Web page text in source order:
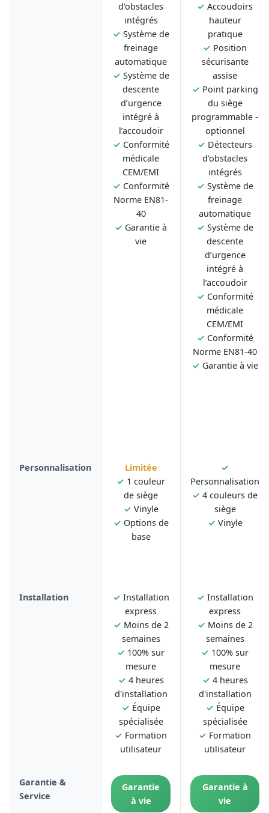
d'obstacles
intégrés
✓ Système de
freinage
automatique
✓ Système de
descente
d’urgence
intégré à
l’accoudoir
✓ Conformité
médicale
CEM/EMI
✓ Conformité
Norme EN81-
40
✓ Garantie à
vie
✓ Accoudoirs
hauteur
pratique
✓ Position
sécurisante
assise
✓ Point parking
du siège
programmable -
optionnel
✓ Détecteurs
d'obstacles
intégrés
✓ Système de
freinage
automatique
✓ Système de
descente
d’urgence
intégré à
l’accoudoir
✓ Conformité
médicale
CEM/EMI
✓ Conformité
Norme EN81-40
✓ Garantie à vie
Personnalisation
Limitée
✓ 1 couleur
de siège
✓ Vinyle
✓ Options de
base
✓
Personnalisation
✓ 4 couleurs de
siège
✓ Vinyle
Installation ✓ Installation
express
✓ Moins de 2
semaines
✓ 100% sur
mesure
✓ 4 heures
d'installation
✓ Équipe
spécialisée
✓ Formation
utilisateur
✓ Installation
express
✓ Moins de 2
semaines
✓ 100% sur
mesure
✓ 4 heures
d'installation
✓ Équipe
spécialisée
✓ Formation
utilisateur
Garantie &
Service
Garantie
à vie
Garantie à
vie